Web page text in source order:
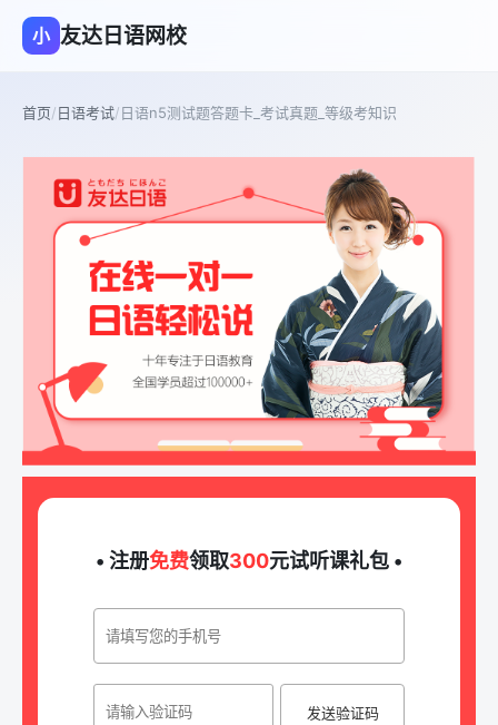
小 友达日语网校
首页/日语考试/日语n5测试题答题卡_考试真题_等级考知识
• 注册免费领取300元试听课礼包 •
发送验证码